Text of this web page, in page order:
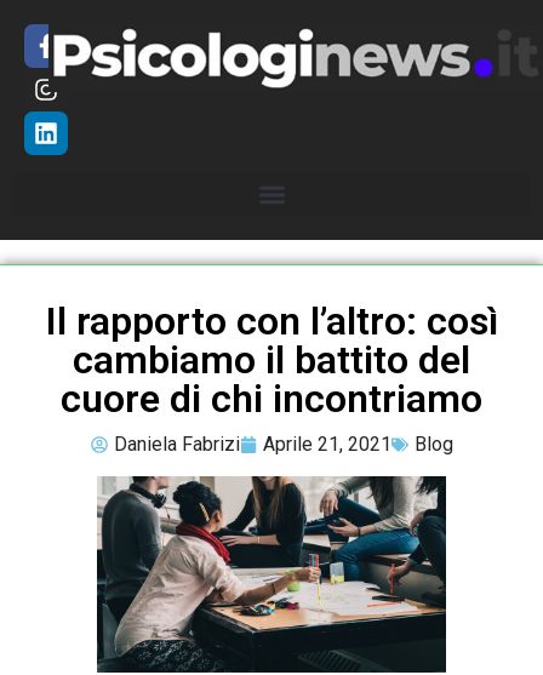
Il rapporto con l’altro: così
cambiamo il battito del
cuore di chi incontriamo
Daniela Fabrizi Aprile 21, 2021 Blog